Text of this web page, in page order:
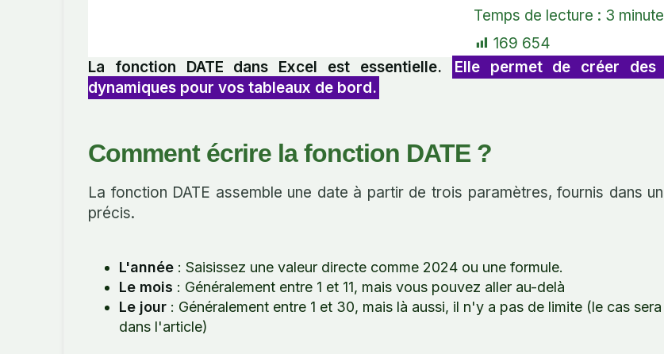
Temps de lecture : 3
169 654
La fonction DATE dans Excel est essentielle.
Elle permet de créer des
dynamiques pour vos tableaux de bord.
Comment écrire la fonction DATE ?
La fonction DATE assemble une date à partir de trois paramètres, fournis dans
précis.
L'année: Saisissez une valeur directe comme 2024 ou une formule.
Le mois : Généralement entre 1 et 11, mais vous pouvez aller au-delà
Le jour: Généralement entre 1 et 30, mais là aussi, il n'y a pas de limite (le cas
dans l'article)